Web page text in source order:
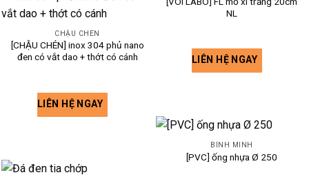
NL
LIÊN HỆ NGAY
CHẬU CHÉN
[CHẬU CHÉN] inox 304 phủ nano
đen có vắt dao + thớt có cánh
LIÊN HỆ NGAY
BÌNH MINH
[PVC] ống nhựa Ø 250